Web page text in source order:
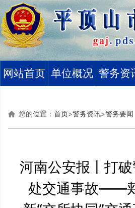
网站首页 单位概况 警务资
您的位置： 首页>警务资讯>警务要闻
河南公安报丨打
处交通事故——